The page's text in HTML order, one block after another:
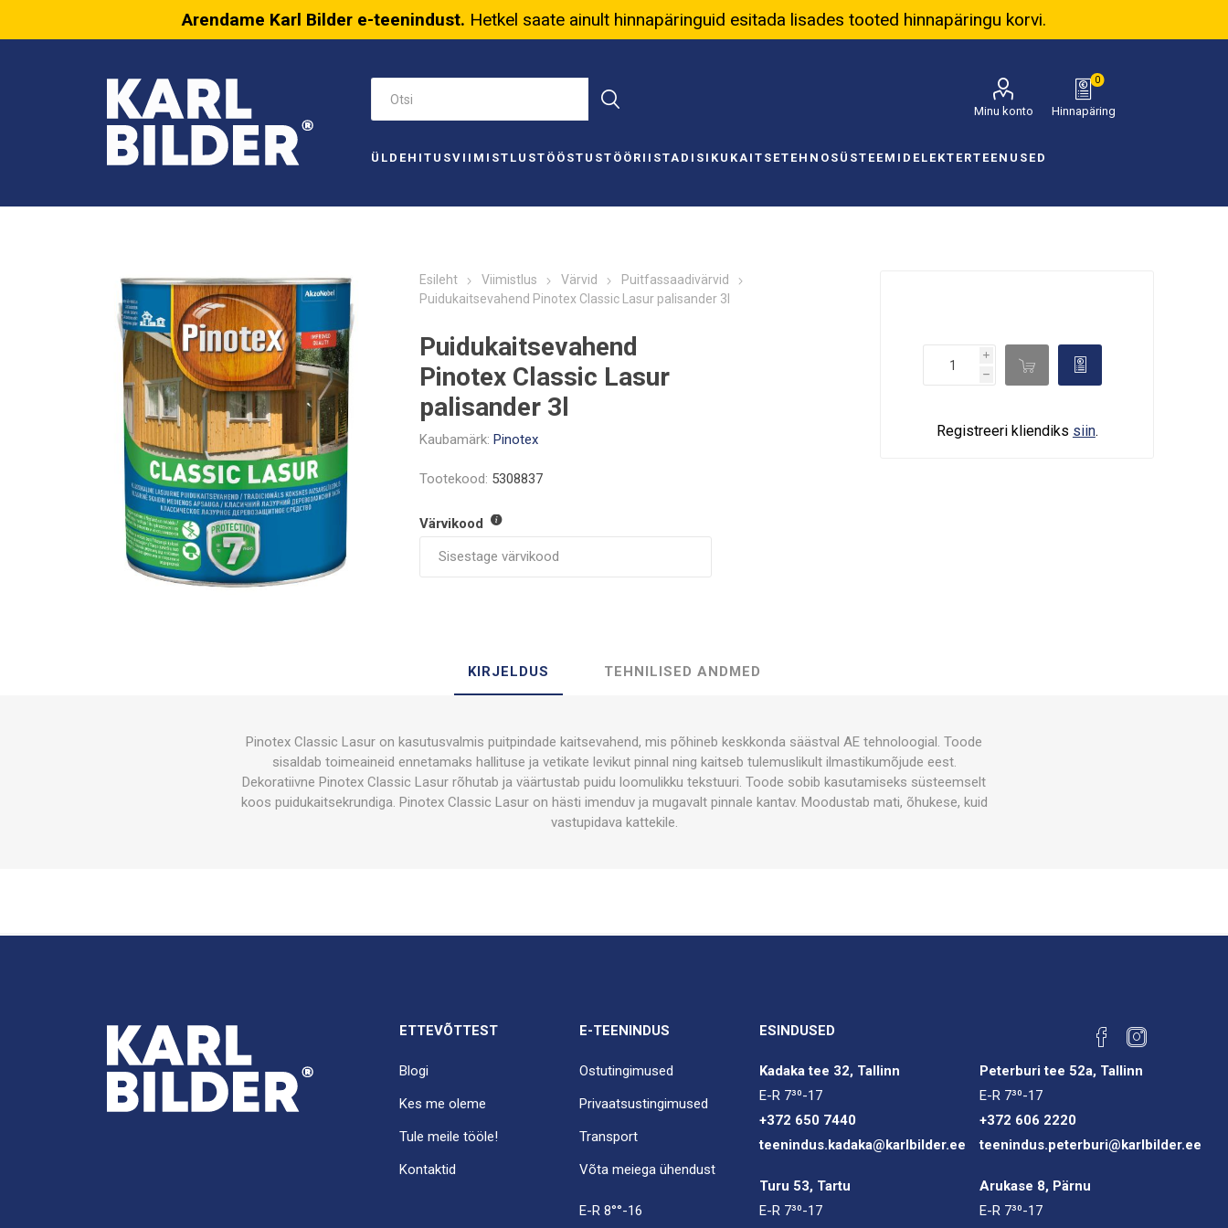
Arendame Karl Bilder e-teenindust. Hetkel saate ainult hinnapäringuid esitada lisades tooted hinnapäringu korvi.
Minu konto Hinnapäring
0
ÜLDEHITUSVIIMISTLUSTÖÖSTUSTÖÖRIISTAD ISIKUKAITSETEHNOSÜSTEEMID ELEKTERTEENUSED
Esileht Viimistlus Värvid
Puitfassaadivärvid
Puidukaitsevahend Pinotex Classic Lasur palisander 3l
Puidukaitsevahend
Pinotex Classic Lasur
palisander 3l
Kaubamärk: Pinotex
Tootekood: 5308837
Värvikood
i
h
d 
Registreeri kliendiks siin.
KIRJELDUS TEHNILISED ANDMED
Pinotex Classic Lasur on kasutusvalmis puitpindade kaitsevahend, mis põhineb keskkonda säästval AE tehnoloogial. Toode
sisaldab toimeaineid ennetamaks hallituse ja vetikate levikut pinnal ning kaitseb tulemuslikult ilmastikumõjude eest.
Dekoratiivne Pinotex Classic Lasur rõhutab ja väärtustab puidu loomulikku tekstuuri. Toode sobib kasutamiseks süsteemselt
koos puidukaitsekrundiga. Pinotex Classic Lasur on hästi imenduv ja mugavalt pinnale kantav. Moodustab mati, õhukese, kuid
vastupidava kattekile.
ETTEVÕTTEST
Blogi
Kes me oleme
Tule meile tööle!
Kontaktid
E-TEENINDUS
Ostutingimused
Privaatsustingimused
Transport
Võta meiega ühendust
E-R 8°°-16
ESINDUSED
Kadaka tee 32, Tallinn
E-R 7³⁰-17
+372 650 7440
teenindus.kadaka@karlbilder.ee
Peterburi tee 52a, Tallinn
E-R 7³⁰-17
+372 606 2220
teenindus.peterburi@karlbilder.ee
Turu 53, Tartu
E-R 7³⁰-17
Arukase 8, Pärnu
E-R 7³⁰-17